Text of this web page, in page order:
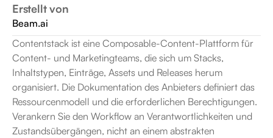
Erstellt von
Beam.ai
Contentstack ist eine Composable-Content-Plattform für
Content- und Marketingteams, die sich um Stacks,
Inhaltstypen, Einträge, Assets und Releases herum
organisiert. Die Dokumentation des Anbieters definiert das
Ressourcenmodell und die erforderlichen Berechtigungen.
Verankern Sie den Workflow an Verantwortlichkeiten und
Zustandsübergängen, nicht an einem abstrakten